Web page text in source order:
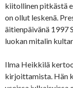
kiitollinen pitkästä
on ollut leskenä.
äitienpäivänä 1997
luokan mitalin
Ilma Heikkilä
kirjoittamista. Hän